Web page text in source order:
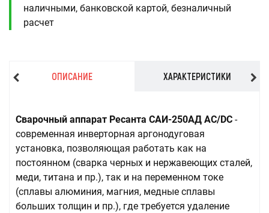
наличными, банковской картой, безналичный
расчет
ОПИСАНИЕ ХАРАКТЕРИСТИКИ
Сварочный аппарат Ресанта САИ-250АД AC/DC -
современная инверторная аргонодуговая
установка, позволяющая работать как на
постоянном (сварка черных и нержавеющих сталей,
меди, титана и пр.), так и на переменном токе
(сплавы алюминия, магния, медные сплавы
больших толщин и пр.), где требуется удаление